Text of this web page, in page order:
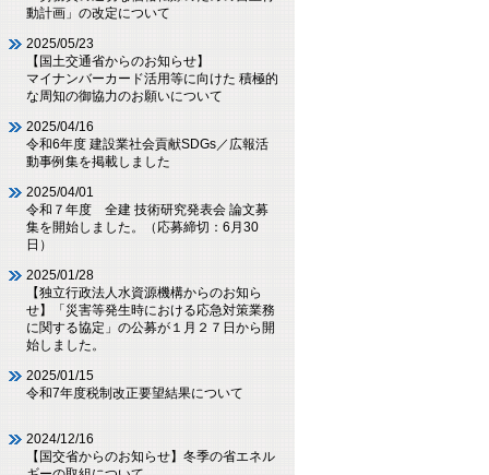
動計画」の改定について
2025/05/23
【国土交通省からのお知らせ】
マイナンバーカード活用等に向けた 積極的
な周知の御協力のお願いについて
2025/04/16
令和6年度 建設業社会貢献SDGs／広報活
動事例集を掲載しました
2025/04/01
令和７年度 全建 技術研究発表会 論文募
集を開始しました。（応募締切：6月30
日）
2025/01/28
【独立行政法人水資源機構からのお知ら
せ】「災害等発生時における応急対策業務
に関する協定」の公募が１月２７日から開
始しました。
2025/01/15
令和7年度税制改正要望結果について
2024/12/16
【国交省からのお知らせ】冬季の省エネル